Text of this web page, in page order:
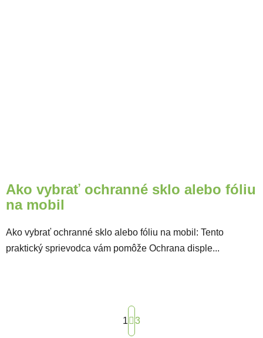
Ako vybrať ochranné sklo alebo fóliu
na mobil
Ako vybrať ochranné sklo alebo fóliu na mobil: Tento
praktický sprievodca vám pomôže Ochrana disple...
Stránkovanie
1 3